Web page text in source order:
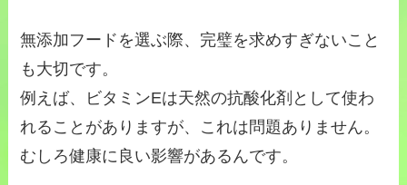
無添加フードを選ぶ際、完璧を求めすぎないこと
も大切です。
例えば、ビタミンEは天然の抗酸化剤として使わ
れることがありますが、これは問題ありません。
むしろ健康に良い影響があるんです。